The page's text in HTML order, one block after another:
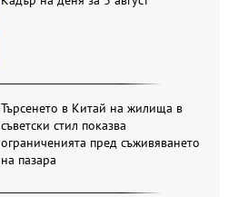
Търсенето в Китай на жилища в
съветски стил показва
ограниченията пред съживяването
на пазара